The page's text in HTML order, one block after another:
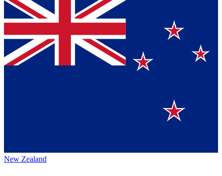
New Zealand